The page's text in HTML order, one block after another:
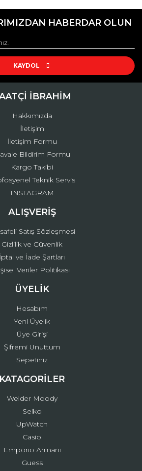
noktaları öneri formunu
için teşekkür ederiz.
bozuk veya görüntülenemiyor.
eksik bilgiler bulunuyor.
daha pahalı.
Gönder
HABERDAR OLUN
KAYDOL
İBRAHİM
Hakkımızda
İletişim
İletişim Formu
Bildirim Formu
Kargo Takibi
Teknik Servis
INSTAGRAM
ALIŞVERİŞ
Satış Sözleşmesi
Gizlilik ve Güvenlik
İptal ve İade Şartları
Veriler Politikası
ÜYELİK
Hesabım
Yeni Üyelik
Üye Girişi
Şifremi Unuttum
Sepetiniz
KATAGORİLER
Welder Moody
Seiko
UpWatch
Casio
Emporio Armani
Guess